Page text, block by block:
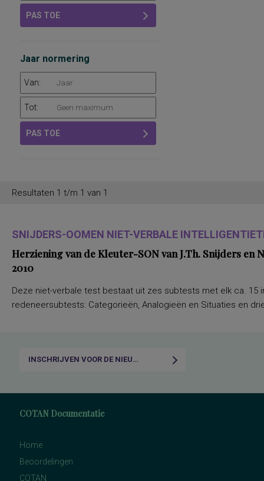
PAS TOE
Jaar normering
Van:
Tot:
PAS TOE
Resultaten 1 t/m 1 van 1
SNIJDERS-OOMEN NIET-VERBALE
Herziening van de Kleuter-SON van J.Th. Snijders en
2010
Deze niet-verbale test bestaat uit zes subtests met elk ca. 15
redeneersubtests: Categorieën, Analogieën en Situaties en
INSCHRIJVEN VOOR DE NIEUWSBRIEF
COTAN Documentatie
Home
Beoordelingen
COTAN